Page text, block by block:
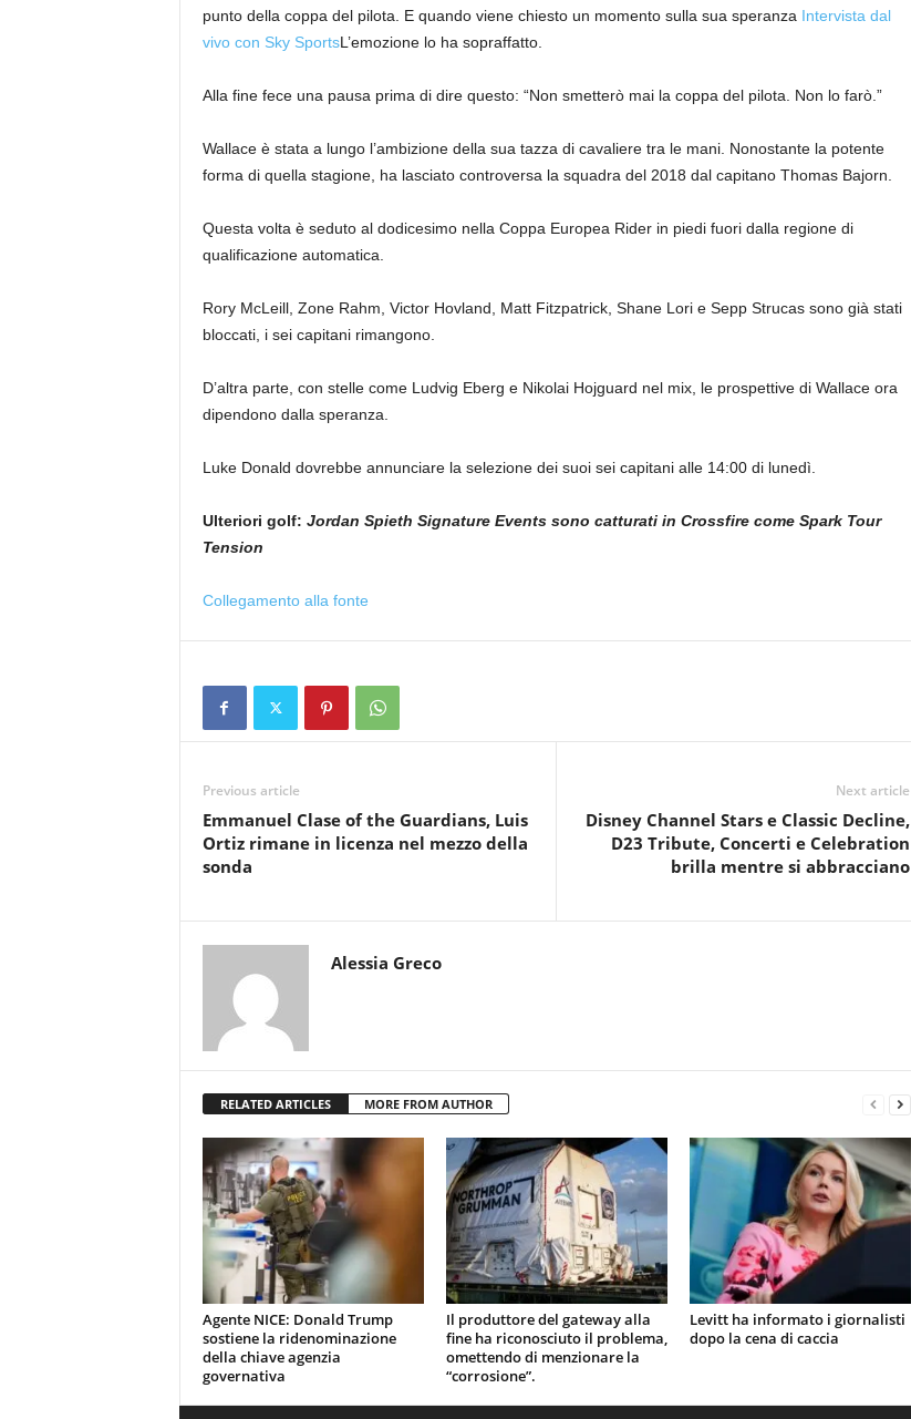
punto della coppa del pilota. E quando viene chiesto un momento sulla sua speranza Intervista dal
vivo con Sky SportsL’emozione lo ha sopraffatto.
Alla fine fece una pausa prima di dire questo: “Non smetterò mai la coppa del pilota. Non lo farò.”
Wallace è stata a lungo l’ambizione della sua tazza di cavaliere tra le mani. Nonostante la potente
forma di quella stagione, ha lasciato controversa la squadra del 2018 dal capitano Thomas Bajorn.
Questa volta è seduto al dodicesimo nella Coppa Europea Rider in piedi fuori dalla regione di
qualificazione automatica.
Rory McLeill, Zone Rahm, Victor Hovland, Matt Fitzpatrick, Shane Lori e Sepp Strucas sono già stati
bloccati, i sei capitani rimangono.
D’altra parte, con stelle come Ludvig Eberg e Nikolai Hojguard nel mix, le prospettive di Wallace ora
dipendono dalla speranza.
Luke Donald dovrebbe annunciare la selezione dei suoi sei capitani alle 14:00 di lunedì.
Ulteriori golf: Jordan Spieth Signature Events sono catturati in Crossfire come Spark Tour
Tension
Collegamento alla fonte
Previous article
Emmanuel Clase of the Guardians, Luis
Ortiz rimane in licenza nel mezzo della
sonda
Next article
Disney Channel Stars e Classic Decline,
D23 Tribute, Concerti e Celebration
brilla mentre si abbracciano
Alessia Greco
RELATED ARTICLES MORE FROM AUTHOR
Agente NICE: Donald Trump
sostiene la ridenominazione
della chiave agenzia
governativa
Il produttore del gateway alla
fine ha riconosciuto il problema,
omettendo di menzionare la
“corrosione”.
Levitt ha informato i giornalisti
dopo la cena di caccia